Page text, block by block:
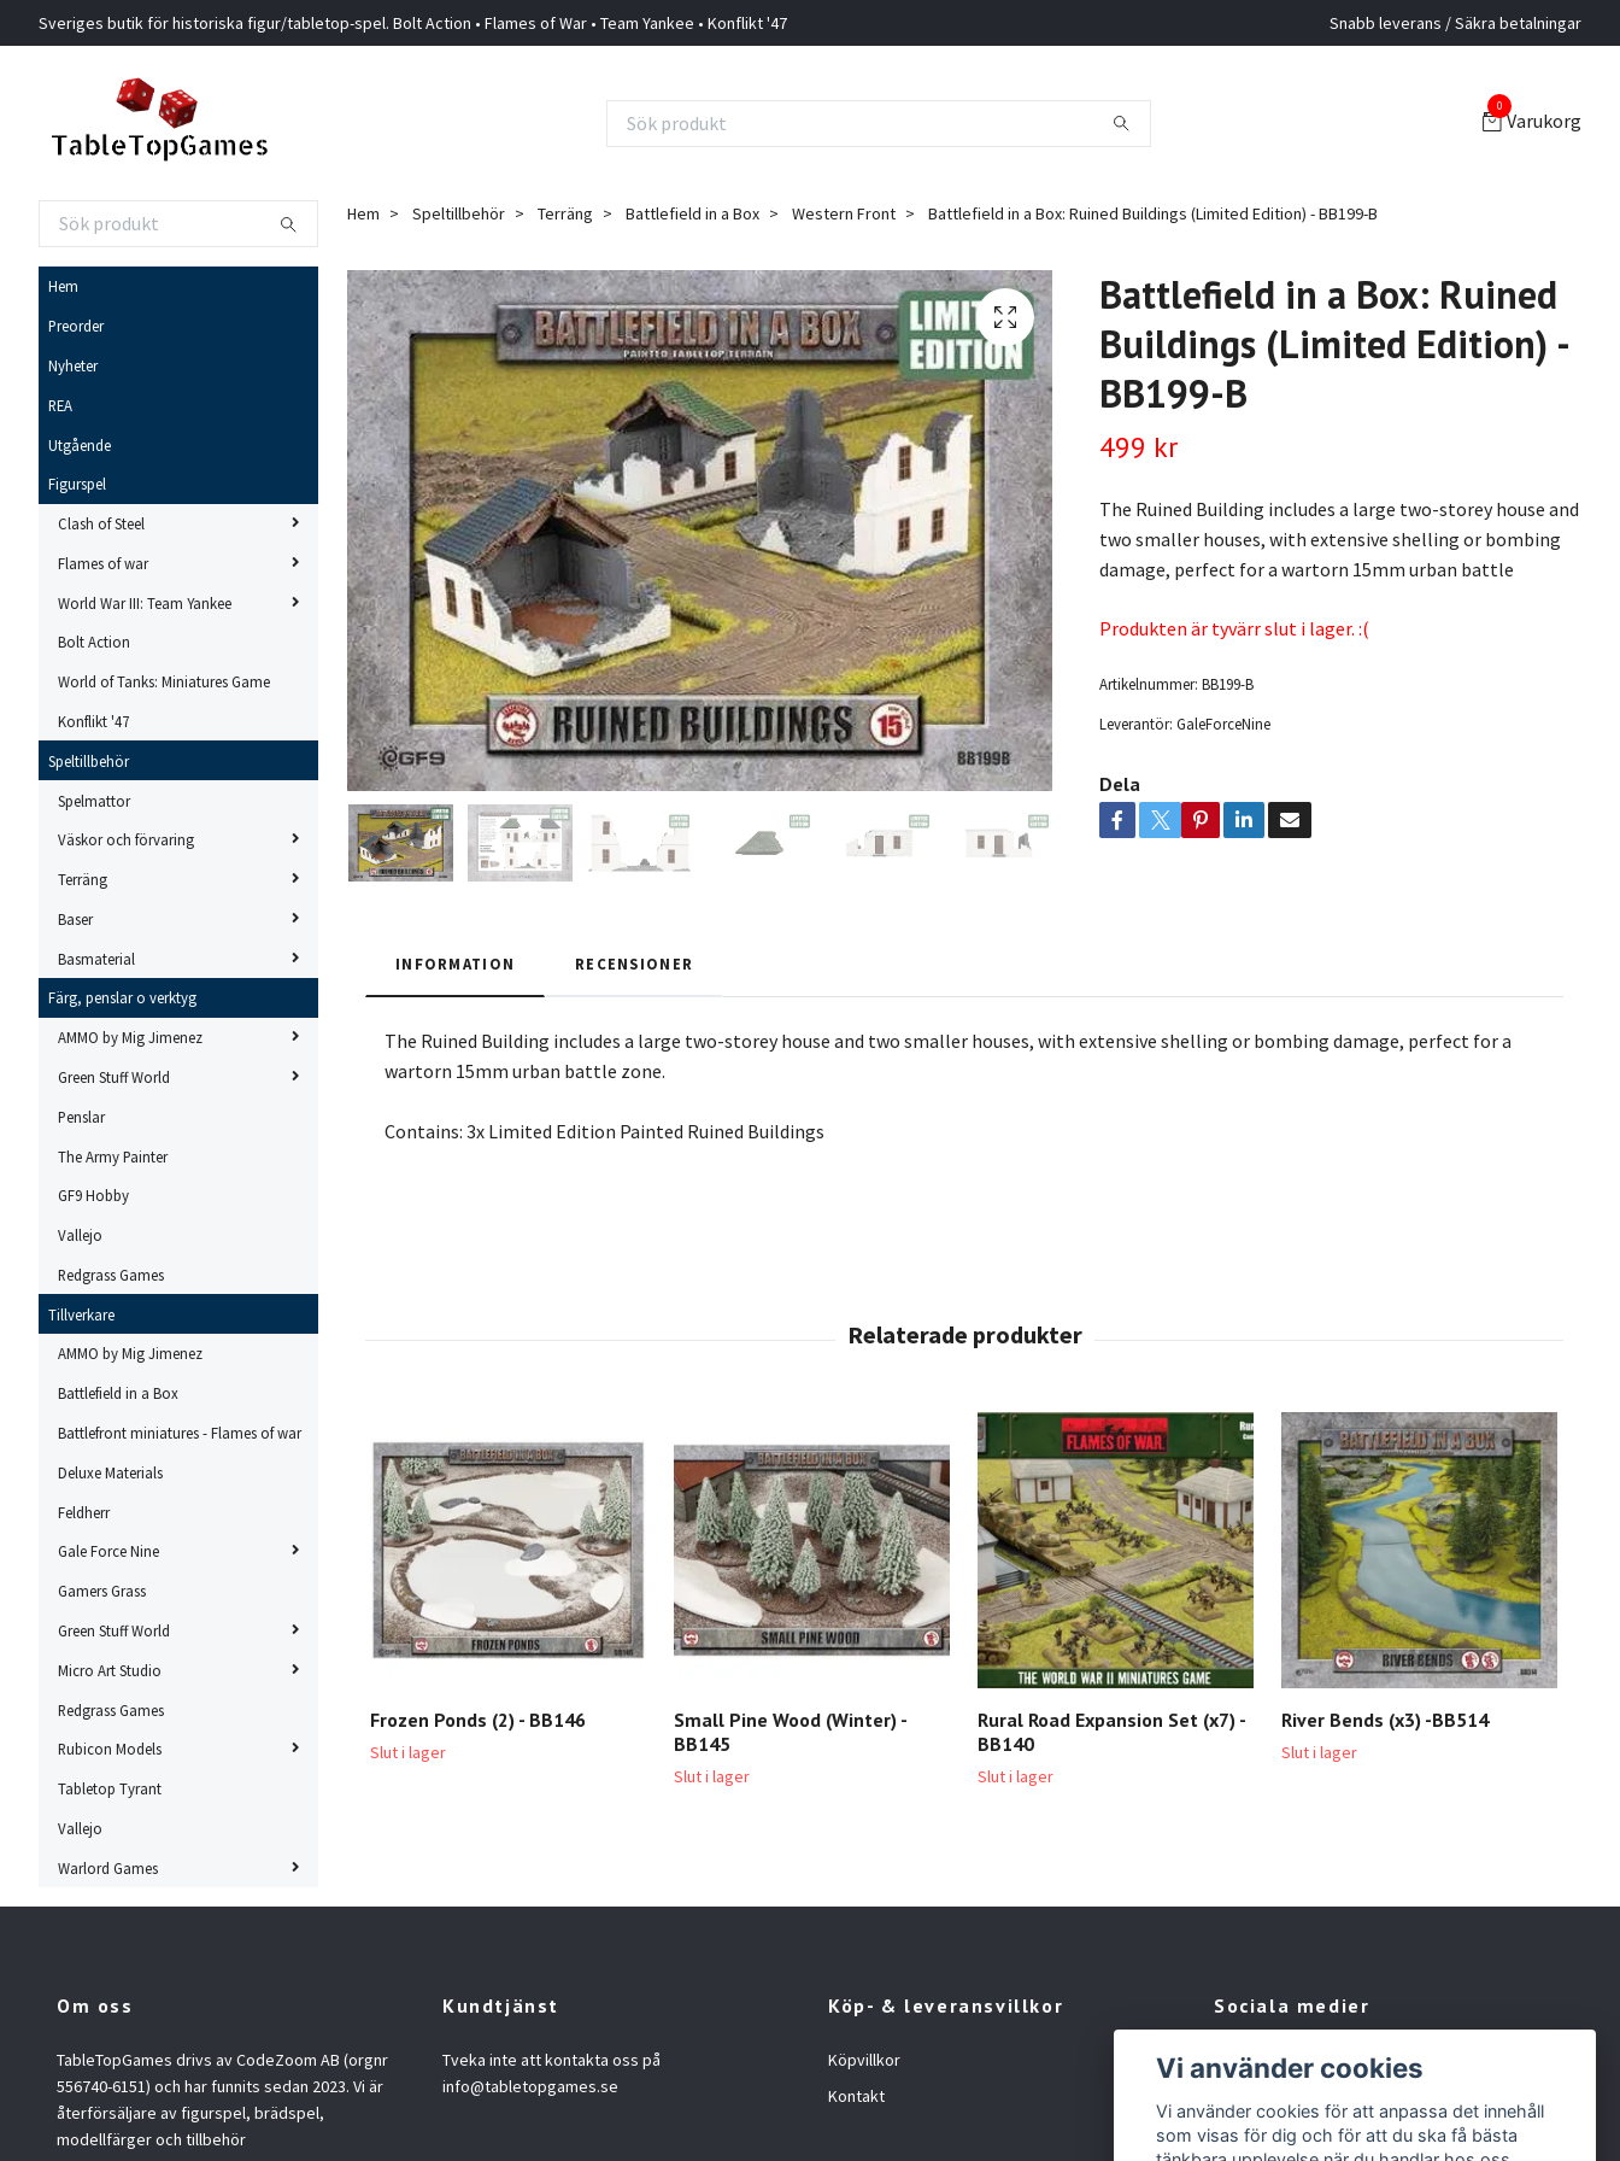
Sveriges butik för historiska figur/tabletop-spel. Bolt Action • Flames of War • Team Yankee • Konflikt '47 Snabb leverans / Säkra betalningar
0
Varukorg
Hem
Preorder
Nyheter
REA
Utgående
Figurspel
Clash of Steel
Flames of war
World War III: Team Yankee
Bolt Action
World of Tanks: Miniatures Game
Konflikt '47
Speltillbehör
Spelmattor
Väskor och förvaring
Terräng
Baser
Basmaterial
Färg, penslar o verktyg
AMMO by Mig Jimenez
Green Stuff World
Penslar
The Army Painter
GF9 Hobby
Vallejo
Redgrass Games
Tillverkare
AMMO by Mig Jimenez
Battlefield in a Box
Battlefront miniatures - Flames of war
Deluxe Materials
Feldherr
Gale Force Nine
Gamers Grass
Green Stuff World
Micro Art Studio
Redgrass Games
Rubicon Models
Tabletop Tyrant
Vallejo
Warlord Games
Hem Speltillbehör Terräng Battlefield in a Box Western Front Battlefield in a Box: Ruined Buildings (Limited Edition) - BB199-B
Battlefield in a Box: Ruined
Buildings (Limited Edition) -
BB199-B
499 kr
The Ruined Building includes a large two-storey house and
two smaller houses, with extensive shelling or bombing
damage, perfect for a wartorn 15mm urban battle
Produkten är tyvärr slut i lager. :(
Artikelnummer: BB199-B
Leverantör: GaleForceNine
Dela
INFORMATION RECENSIONER
The Ruined Building includes a large two-storey house and two smaller houses, with extensive shelling or bombing damage, perfect for a
wartorn 15mm urban battle zone.
Contains: 3x Limited Edition Painted Ruined Buildings
Frozen Ponds (2) - BB146
Slut i lager
Small Pine Wood (Winter) -
BB145
Slut i lager
Rural Road Expansion Set (x7) -
BB140
Slut i lager
River Bends (x3) -BB514
Slut i lager
Om oss
TableTopGames drivs av CodeZoom AB (orgnr
556740-6151) och har funnits sedan 2023. Vi är
återförsäljare av figurspel, brädspel,
modellfärger och tillbehör
Kundtjänst
Tveka inte att kontakta oss på
info@tabletopgames.se
Köp- & leveransvillkor
Köpvillkor
Kontakt
Sociala medier
Facebook
Vi använder cookies
Vi använder cookies för att anpassa det innehåll
som visas för dig och för att du ska få bästa